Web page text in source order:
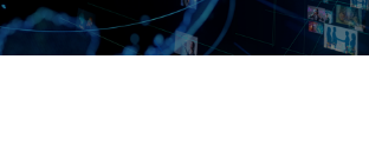
BENEFÍCIOS